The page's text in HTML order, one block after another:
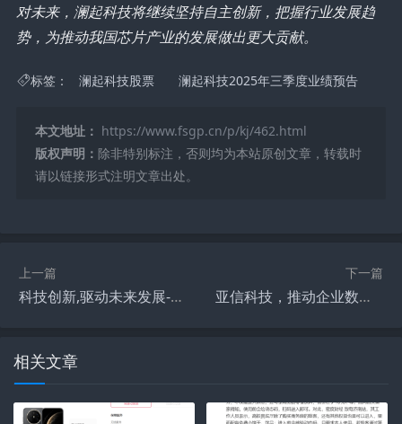
对未来，澜起科技将继续坚持自主创新，把握行业发展趋
势，为推动我国芯片产业的发展做出更大贡献。
标签： 澜起科技股票 澜起科技2025年三季度业绩预告
本文地址： https://www.fsgp.cn/p/kj/462.html
版权声明： 除非特别标注，否则均为本站原创文章，转载时
请以链接形式注明文章出处。
上一篇
科技创新,驱动未来发展-技术革新深度解析
下一篇
亚信科技，推动企业数字化转型-领先软件解决方案解析
相关文章